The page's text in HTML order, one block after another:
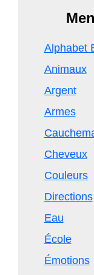
Alphabet
Animaux
Argent
Armes
Cheveux
Couleurs
Directions
Eau
École
Émotions